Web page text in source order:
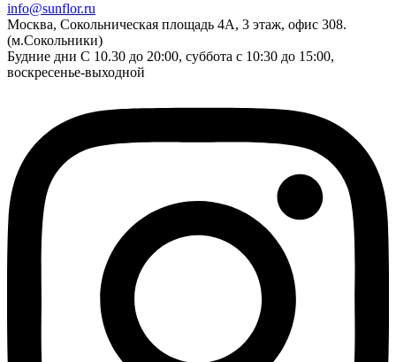
info@sunflor.ru
Москва, Сокольническая площадь 4А, 3 этаж, офис 308.
(м.Сокольники)
Будние дни C 10.30 до 20:00, суббота с 10:30 до 15:00,
воскресенье-выходной